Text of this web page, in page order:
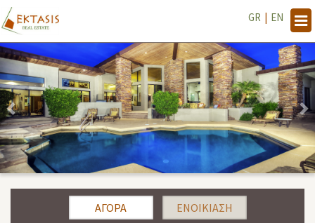
GR | EN
Previous
ΑΓΟΡΆ
ΕΝΟΙΚΊΑΣΗ